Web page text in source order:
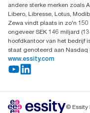
andere sterke merken zoals
Libero, Libresse, Lotus,
Zewa vindt plaats in zo'n
ongeveer SEK 146 miljard
hoofdkantoor van het bedrijf
staat genoteerd aan Nasdaq
www.essity.com
© Essity